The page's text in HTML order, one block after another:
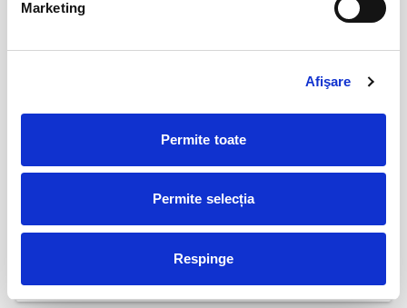
Marketing
Afişare
Permite toate
Permite selecția
Respinge
Abonamente Politehnica Timisoara 09